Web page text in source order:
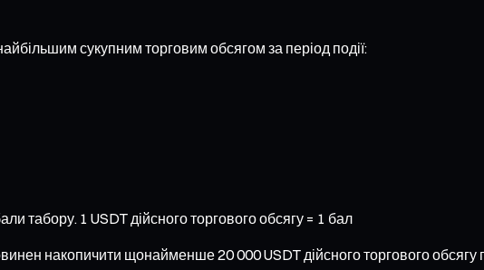
сукупним торговим обсягом за період події:
табору. 1 USDT дійсного торгового обсягу = 1 бал
накопичити щонайменше 20 000 USDT дійсного торгового обсягу